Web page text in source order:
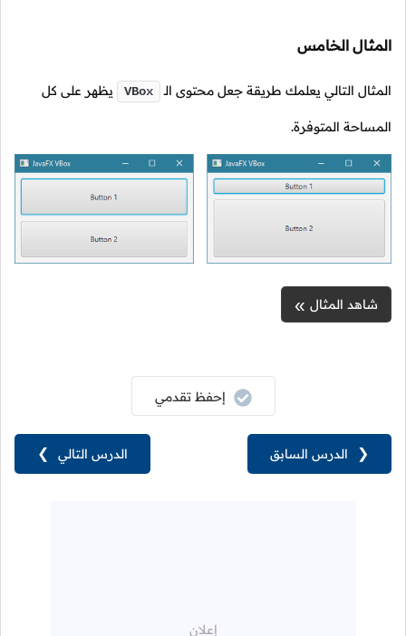
المثال الخامس
المثال التالي يعلمك طريقة جعل محتوى الـ VBox يظهر على كل
المساحة المتوفرة.
شاهد المثال
الدرس التالي ❯
إحفظ تقدمي
❮ الدرس السابق